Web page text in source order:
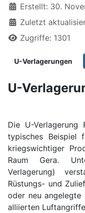
Erstellt: 30.
Zuletzt
Zugriffe: 1301
U-Verlagerungen
U-
Die U-Verlagerung
typisches Beispiel
kriegswichtiger
Raum Gera.
Verlagerung)
Rüstungs- und
oder neu angelegte
alliierten